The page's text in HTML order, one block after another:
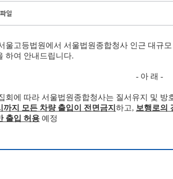
일
울고등법원에서 서울법원종합청사 인근 대규
하여 안내드립니다.
- 아 래 -
회에 따라 서울법원종합청사는 질서유지 및 방
까지 모든 차량 출입이 전면금지 하고, 보행로의
출입 허용 예정